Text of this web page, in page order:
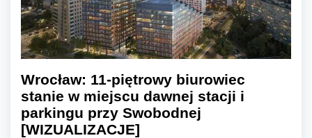
Wrocław: 11-piętrowy biurowiec
stanie w miejscu dawnej stacji i
parkingu przy Swobodnej
[WIZUALIZACJE]